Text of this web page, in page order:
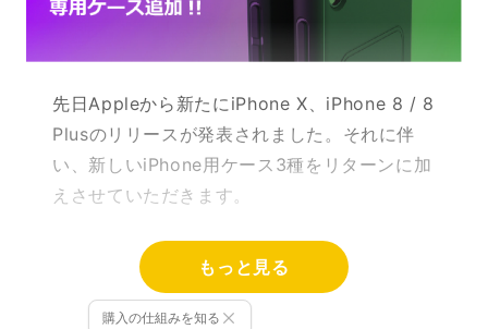
先日Appleから新たにiPhone X、iPhone 8 / 8
Plusのリリースが発表されました。それに伴
い、新しいiPhone用ケース3種をリターンに加
えさせていただきます。
もっと見る
購入の仕組みを知る